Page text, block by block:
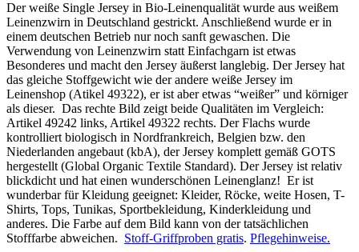
Der weiße Single Jersey in Bio-Leinenqualität wurde aus weißem
Leinenzwirn in Deutschland gestrickt. Anschließend wurde er in
einem deutschen Betrieb nur noch sanft gewaschen. Die
Verwendung von Leinenzwirn statt Einfachgarn ist etwas
Besonderes und macht den Jersey äußerst langlebig. Der Jersey hat
das gleiche Stoffgewicht wie der andere weiße Jersey im
Leinenshop (Atikel 49322), er ist aber etwas “weißer” und körniger
als dieser. Das rechte Bild zeigt beide Qualitäten im Vergleich:
Artikel 49242 links, Artikel 49322 rechts. Der Flachs wurde
kontrolliert biologisch in Nordfrankreich, Belgien bzw. den
Niederlanden angebaut (kbA), der Jersey komplett gemäß GOTS
hergestellt (Global Organic Textile Standard). Der Jersey ist relativ
blickdicht und hat einen wunderschönen Leinenglanz! Er ist
wunderbar für Kleidung geeignet: Kleider, Röcke, weite Hosen, T-
Shirts, Tops, Tunikas, Sportbekleidung, Kinderkleidung und
anderes. Die Farbe auf dem Bild kann von der tatsächlichen
Stofffarbe abweichen. Stoff-Griffproben gratis. Pflegehinweise.